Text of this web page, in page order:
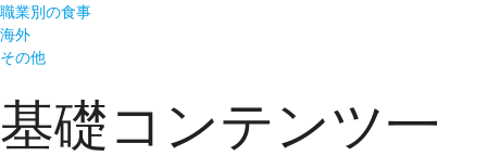
職業別の食事
海外
その他
基礎コンテンツ一